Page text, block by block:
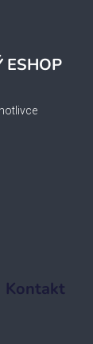
ESHOP
Kontakt